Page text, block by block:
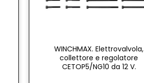
WINCHMAX. Elettrovalvola,
collettore e regolatore
CETOP5/NG10 da 12 V.